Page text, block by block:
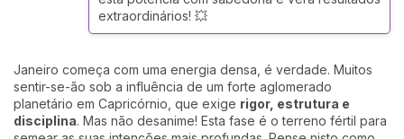
extraordinários! 💥
Janeiro começa com uma energia densa, é verdade. Muitos
sentir-se-ão sob a influência de um forte aglomerado
planetário em Capricórnio, que exige rigor, estrutura e
disciplina. Mas não desanime! Esta fase é o terreno fértil para